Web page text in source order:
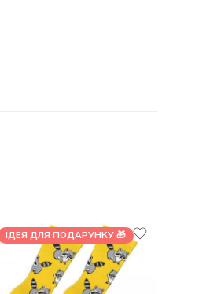
ІДЕЯ ДЛЯ ПОДАРУНКУ 🎁